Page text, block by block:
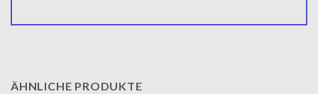
ÄHNLICHE PRODUKTE